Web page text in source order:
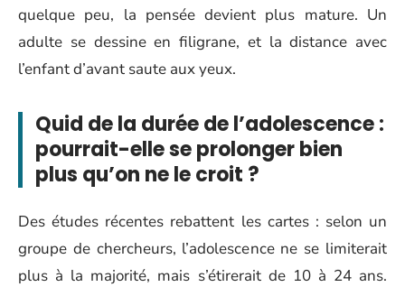
quelque peu, la pensée devient plus mature. Un
adulte se dessine en filigrane, et la distance avec
l’enfant d’avant saute aux yeux.
Quid de la durée de l’adolescence :
pourrait-elle se prolonger bien
plus qu’on ne le croit ?
Des études récentes rebattent les cartes : selon un
groupe de chercheurs, l’adolescence ne se limiterait
plus à la majorité, mais s’étirerait de 10 à 24 ans.